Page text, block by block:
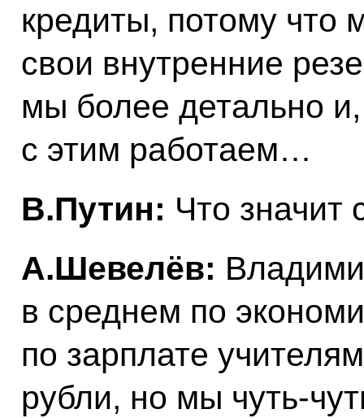
кредиты, потому что
свои внутренние
мы более детально
с этим работаем…
В.Путин: Что значит
А.Шевелёв:
в среднем по
по зарплате
рубли, но мы чуть-